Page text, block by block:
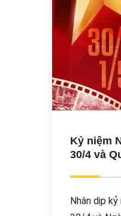
Kỷ niệm
30/4 và
Nhân dịp kỷ